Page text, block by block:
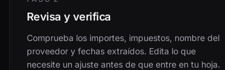
Revisa y verifica
Comprueba los importes, impuestos, nombre del
proveedor y fechas extraídos. Edita lo que
necesite un ajuste antes de que entre en tu hoja.